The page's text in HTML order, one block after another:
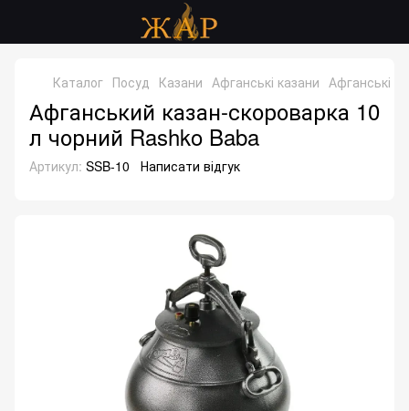
Каталог Посуд Казани Афганські казани Афганські
Афганський казан-скороварка 10
л чорний Rashko Baba
Артикул: SSB-10 Написати відгук